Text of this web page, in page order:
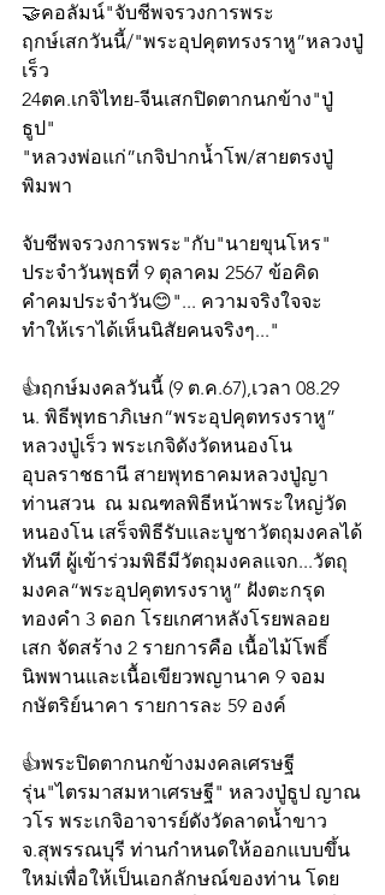
🤝คอลัมน์"จับชีพจรวงการพระ
ฤกษ์เสกวันนี้/"พระอุปคุตทรงราหู”หลวงปู่
เร็ว
24ตค.เกจิไทย-จีนเสกปิดตากนกข้าง"ปู่
ธูป"
"หลวงพ่อแก่”เกจิปากน้ำโพ/สายตรงปู่
พิมพา
จับชีพจรวงการพระ"กับ"นายขุนโหร"
ประจำวันพุธที่ 9 ตุลาคม 2567 ข้อคิด
คำคมประจำวัน😊"... ความจริงใจจะ
ทำให้เราได้เห็นนิสัยคนจริงๆ..."
👍ฤกษ์มงคลวันนี้ (9 ต.ค.67),เวลา 08.29
น. พิธีพุทธาภิเษก“พระอุปคุตทรงราหู”
หลวงปู่เร็ว พระเกจิดังวัดหนองโน
อุบลราชธานี สายพุทธาคมหลวงปู่ญา
ท่านสวน  ณ มณฑลพิธีหน้าพระใหญ่วัด
หนองโน เสร็จพิธีรับและบูชาวัตถุมงคลได้
ทันที ผู้เข้าร่วมพิธีมีวัตถุมงคลแจก...วัตถุ
มงคล“พระอุปคุตทรงราหู” ฝังตะกรุด
ทองคำ 3 ดอก โรยเกศาหลังโรยพลอย
เสก จัดสร้าง 2 รายการคือ เนื้อไม้โพธิ์
นิพพานและเนื้อเขียวพญานาค 9 จอม
กษัตริย์นาคา รายการละ 59 องค์
👍พระปิดตากนกข้างมงคลเศรษฐี
รุ่น"ไตรมาสมหาเศรษฐี" หลวงปู่ธูป ญาณ
วโร พระเกจิอาจารย์ดังวัดลาดน้ำขาว
จ.สุพรรณบุรี ท่านกำหนดให้ออกแบบขึ้น
ใหม่เพื่อให้เป็นเอกลักษณ์ของท่าน โดย